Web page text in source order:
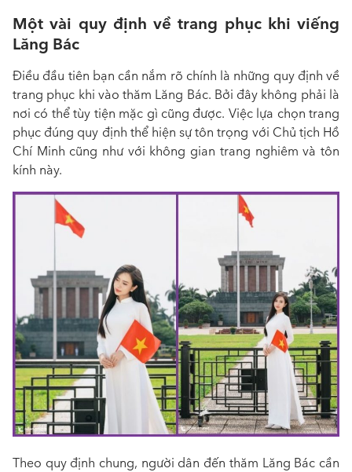
Một vài quy định về trang phục khi viếng
Lăng Bác
Điều đầu tiên bạn cần nắm rõ chính là những quy định về
trang phục khi vào thăm Lăng Bác. Bởi đây không phải là
nơi có thể tùy tiện mặc gì cũng được. Việc lựa chọn trang
phục đúng quy định thể hiện sự tôn trọng với Chủ tịch Hồ
Chí Minh cũng như với không gian trang nghiêm và tôn
kính này.
Theo quy định chung, người dân đến thăm Lăng Bác cần